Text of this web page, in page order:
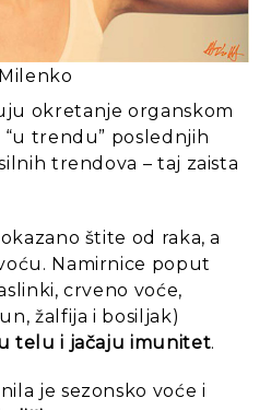
okretanje organskom
trendu” poslednjih
trendova – taj zaista
štite od raka, a
Namirnice poput
crveno voće,
žalfija i bosiljak)
telu i jačaju imunitet.
je sezonsko voće i